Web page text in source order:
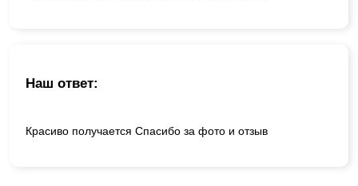
Наш ответ:
Красиво получается Спасибо за фото и отзыв